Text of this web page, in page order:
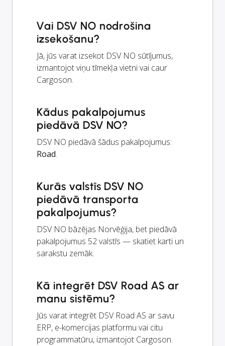
Vai DSV NO nodrošina
izsekošanu?
Jā, jūs varat izsekot DSV NO sūtījumus,
izmantojot viņu tīmekļa vietni vai caur
Cargoson.
Kādus pakalpojumus
piedāvā DSV NO?
DSV NO piedāvā šādus pakalpojumus:
Road.
Kurās valstīs DSV NO
piedāvā transporta
pakalpojumus?
DSV NO bāzējas Norvēģija, bet piedāvā
pakalpojumus 52 valstīs — skatiet karti un
sarakstu zemāk.
Kā integrēt DSV Road AS ar
manu sistēmu?
Jūs varat integrēt DSV Road AS ar savu
ERP, e-komercijas platformu vai citu
programmatūru, izmantojot Cargoson.